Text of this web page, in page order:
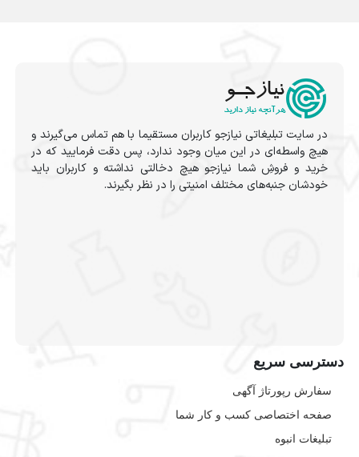
در سایت تبلیغاتی نیازجو کاربران مستقیما با هم تماس می‌گیرند و
هیچ واسطه‌ای در این میان وجود ندارد، پس دقت فرمایید که در
خرید و فروشِ شما نیازجو هیچ دخالتی نداشته و کاربران باید
خودشان جنبه‌های مختلف امنیتی را در نظر بگیرند.
دسترسی سریع
سفارش رپورتاژ آگهی
صفحه اختصاصی کسب و کار شما
تبلیغات انبوه